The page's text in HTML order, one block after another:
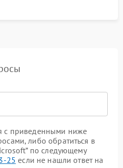
с приведенными ниже
либо обратиться в
по следующему
25 если не нашли ответ на